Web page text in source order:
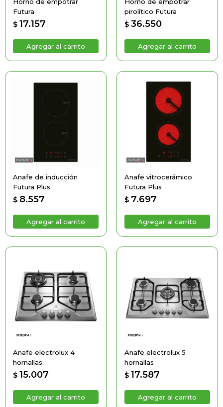
Futura
$ 17.157
pirolítico Futura
$ 36.550
Anafe de inducción
Futura Plus
$ 8.557
Anafe vitrocerámico
Futura Plus
$ 7.697
Anafe electrolux 4
hornallas
$ 15.007
Anafe electrolux 5
hornallas
$ 17.587